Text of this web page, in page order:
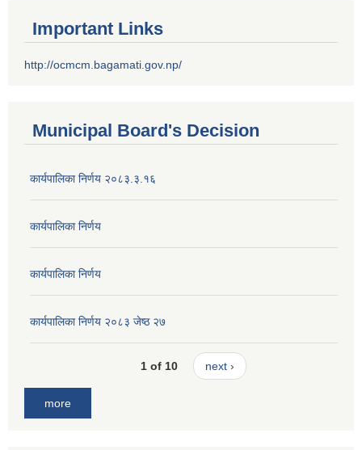
Important Links
http://ocmcm.bagamati.gov.np/
Municipal Board's Decision
कार्यपालिका निर्णय २०८३.३.१६
कार्यपालिका निर्णय
कार्यपालिका निर्णय
कार्यपालिका निर्णय २०८३ जेष्ठ २७
1 of 10 next ›
more